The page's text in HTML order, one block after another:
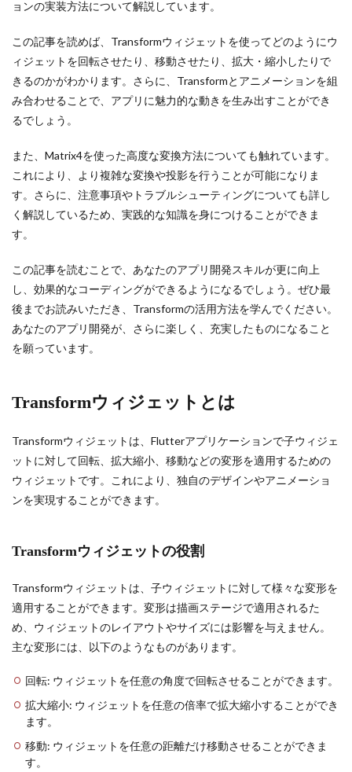
ョンの実装方法について解説しています。
この記事を読めば、Transformウィジェットを使ってどのようにウ
ィジェットを回転させたり、移動させたり、拡大・縮小したりで
きるのかがわかります。さらに、Transformとアニメーションを組
み合わせることで、アプリに魅力的な動きを生み出すことができ
るでしょう。
また、Matrix4を使った高度な変換方法についても触れています。
これにより、より複雑な変換や投影を行うことが可能になりま
す。さらに、注意事項やトラブルシューティングについても詳し
く解説しているため、実践的な知識を身につけることができま
す。
この記事を読むことで、あなたのアプリ開発スキルが更に向上
し、効果的なコーディングができるようになるでしょう。ぜひ最
後までお読みいただき、Transformの活用方法を学んでください。
あなたのアプリ開発が、さらに楽しく、充実したものになること
を願っています。
Transformウィジェットとは
Transformウィジェットは、Flutterアプリケーションで子ウィジェ
ットに対して回転、拡大縮小、移動などの変形を適用するための
ウィジェットです。これにより、独自のデザインやアニメーショ
ンを実現することができます。
Transformウィジェットの役割
Transformウィジェットは、子ウィジェットに対して様々な変形を
適用することができます。変形は描画ステージで適用されるた
め、ウィジェットのレイアウトやサイズには影響を与えません。
主な変形には、以下のようなものがあります。
回転: ウィジェットを任意の角度で回転させることができます。
拡大縮小: ウィジェットを任意の倍率で拡大縮小することができ
ます。
移動: ウィジェットを任意の距離だけ移動させることができま
す。